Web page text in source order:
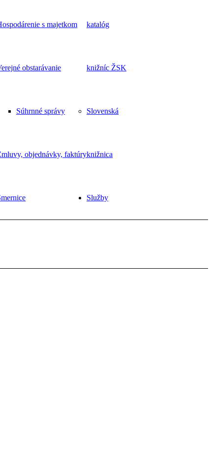
s majetkom
obstarávanie
Súhrnné správy
objednávky, faktúry
katalóg
knižníc ŽSK
Slovenská
knižnica
Služby